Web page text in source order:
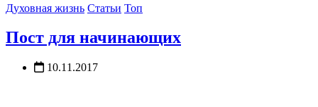
Духовная жизнь Статьи Топ
Пост для начинающих
10.11.2017